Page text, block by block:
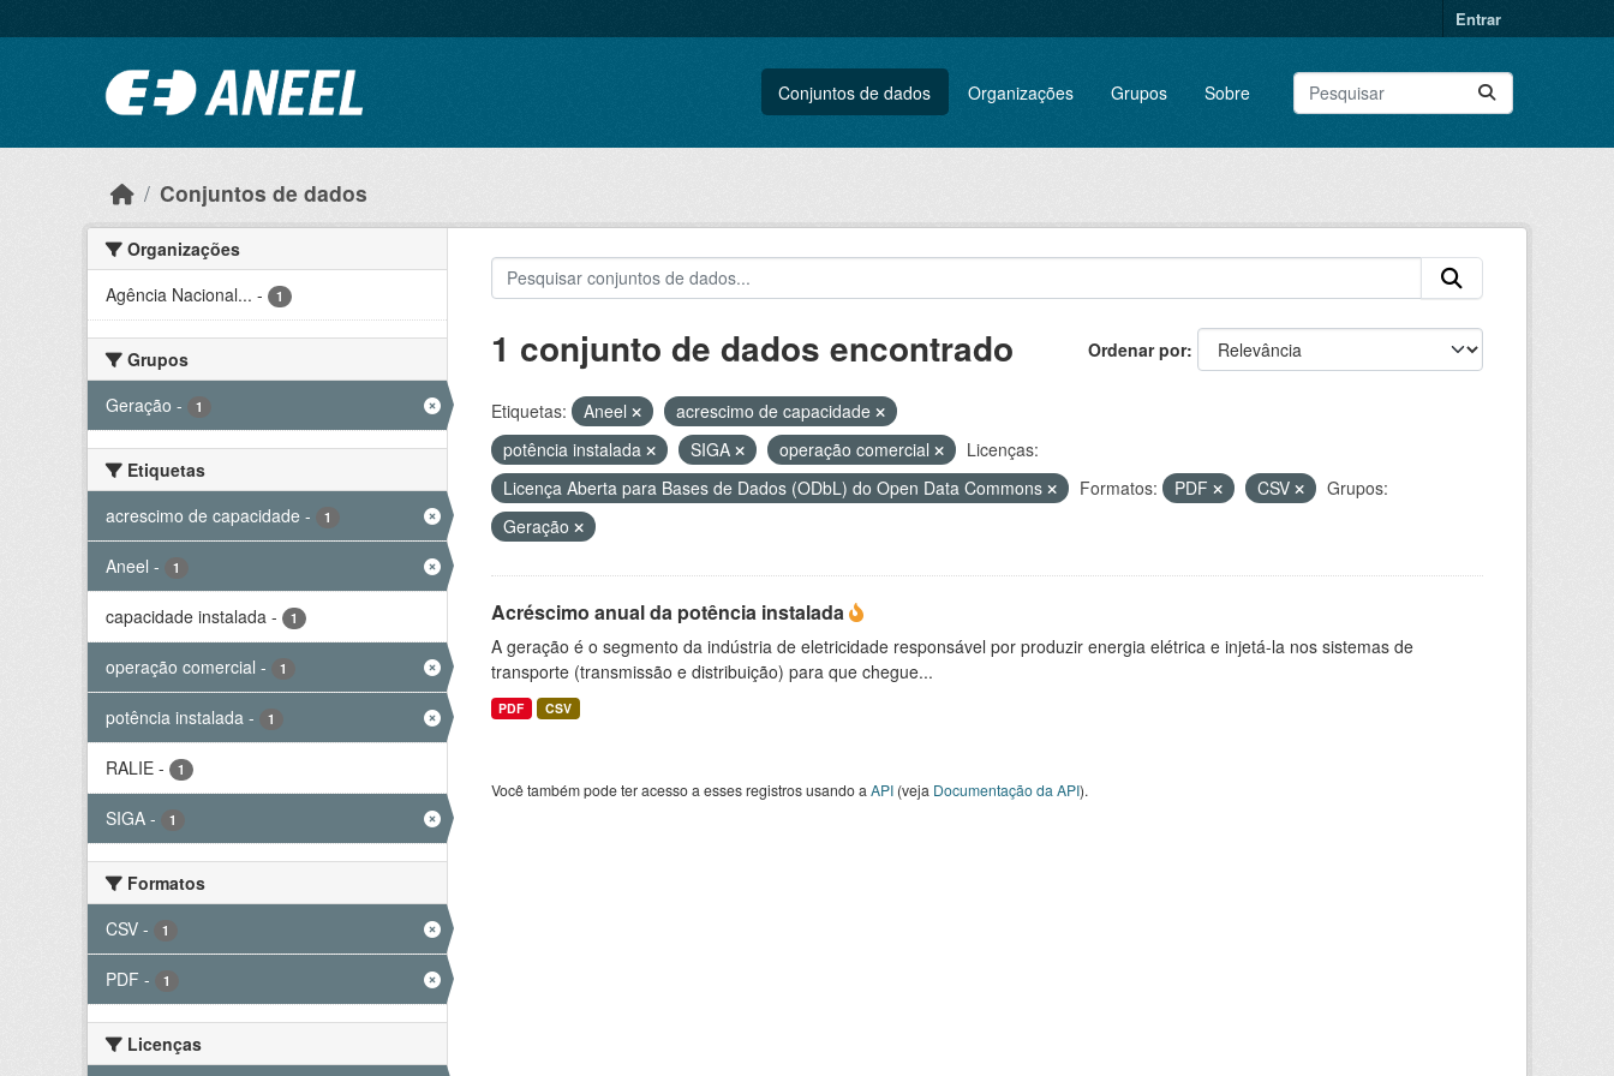
Entrar
Conjuntos de dados Organizações Grupos Sobre
Conjuntos de dados
Organizações
Agência Nacional... - 1
Grupos
Geração - 1
Etiquetas
acrescimo de capacidade - 1
Aneel - 1
capacidade instalada - 1
operação comercial - 1
potência instalada - 1
RALIE - 1
SIGA - 1
Formatos
CSV - 1
PDF - 1
Licenças
Ordenar por
1 conjunto de dados encontrado
Etiquetas: Aneel
acrescimo de capacidade
potência instalada
SIGA operação comercial
Licenças:
Licença Aberta para Bases de Dados (ODbL) do Open Data Commons
Formatos: PDF CSV
Grupos:
Geração
Acréscimo anual da potência instalada
A geração é o segmento da indústria de eletricidade responsável por produzir energia elétrica e injetá-la nos sistemas de
transporte (transmissão e distribuição) para que chegue...
PDF CSV
Você também pode ter acesso a esses registros usando a API(veja Documentação da API).